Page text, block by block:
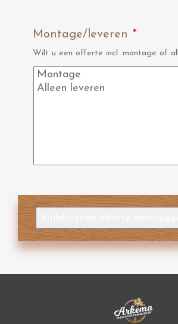
Montage/leveren *
Wilt u een offerte incl. montage of